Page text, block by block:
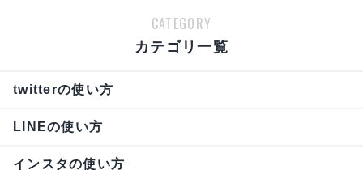
CATEGORY
カテゴリ一覧
twitterの使い方
LINEの使い方
インスタの使い方